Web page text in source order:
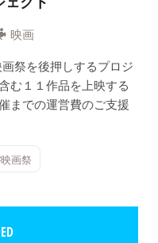
映画
祭を後押しするプロジ
む１１作品を上映する
までの運営費のご支援
画祭